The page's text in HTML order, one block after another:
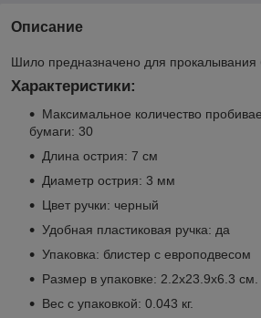
Описание
Шило предназначено для прокалывания
Характеристики:
Максимальное количество
бумаги: 30
Длина острия: 7 см
Диаметр острия: 3 мм
Цвет ручки: черный
Удобная пластиковая ручка: да
Упаковка: блистер с европодвесом
Размер в упаковке: 2.2x23.9x6.3 см.
Вес с упаковкой: 0.043 кг.